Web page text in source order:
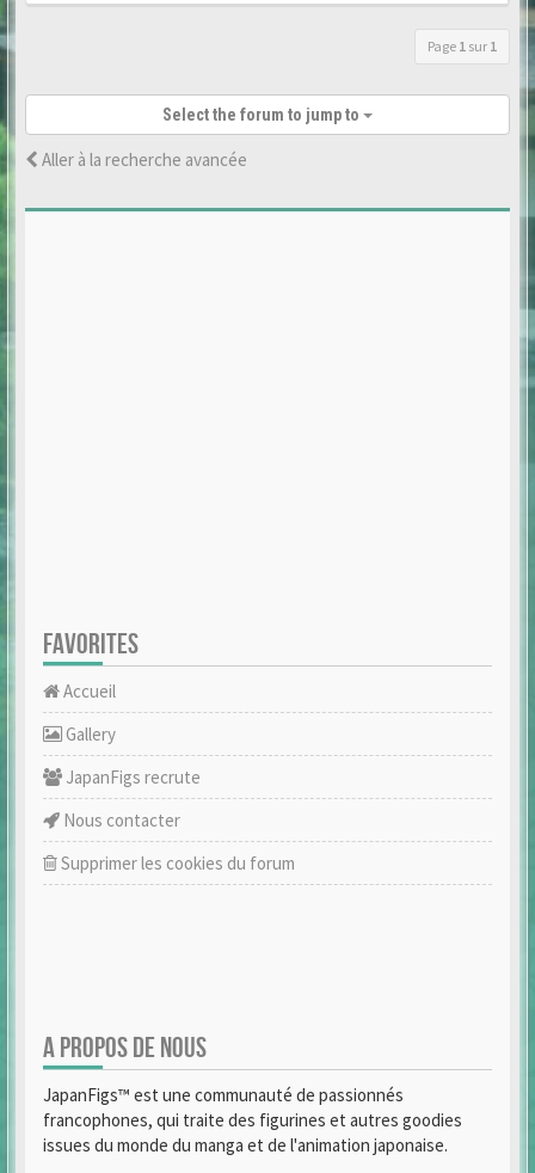
Page 1 sur 1
Select the forum to jump to
Aller à la recherche avancée
FAVORITES
Accueil
Gallery
JapanFigs recrute
Nous contacter
Supprimer les cookies du forum
A PROPOS DE NOUS
JapanFigs™ est une communauté de passionnés
francophones, qui traite des figurines et autres goodies
issues du monde du manga et de l'animation japonaise.